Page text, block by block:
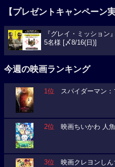
【プレゼントキャンペーン
『グレイ・ミッション
5名様 [〆8/16(日)]
今週の映画ランキング
1位 スパイダーマン：
2位 映画ちいかわ 人
3位 映画クレヨンしん